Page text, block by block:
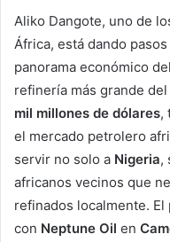
Aliko Dangote, uno de
África, está dando
panorama económico
refinería más grande
mil millones de dólares,
el mercado petrolero
servir no solo a Nigeria,
africanos vecinos que
refinados localmente.
con Neptune Oil en